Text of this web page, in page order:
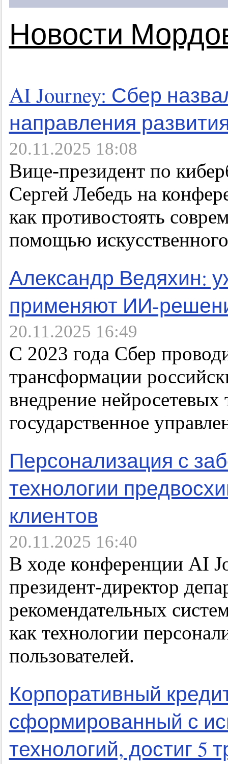
Новости
AI Journey: Сбер
направления
20.11.2025 18:08
Вице-президент по
Сергей Лебедь на
как противостоять
помощью
Александр Ведяхин:
применяют ИИ-
20.11.2025 16:49
C 2023 года Сбер
трансформации
внедрение
государственное
Персонализация с
технологии
клиентов
20.11.2025 16:40
В ходе конференции AI
президент-директор
рекомендательных
как технологии
пользователей.
Корпоративный
сформированный с
технологий, достиг 5